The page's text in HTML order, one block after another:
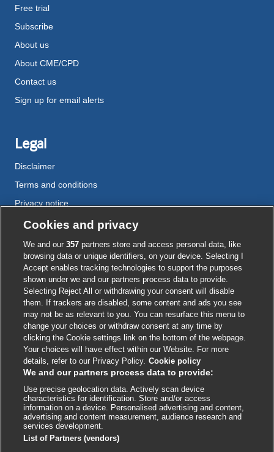
Free trial
Subscribe
About us
About CME/CPD
Contact us
Sign up for email alerts
Legal
Disclaimer
Terms and conditions
Privacy notice
Cookie policy
Accessibility
External
link
opens
in
a
new
window
External
link
opens
in
a
new
window
External
link
opens
in
a
new
window
External
link
opens
in
a
new
window
External
link
opens
in
a
new
window
© BMJ Publishing Group 2026
ISSN 2515-9615
Cookies and privacy
We and our357 partners store and access personal data, like
browsing data or unique identifiers, on your device. Selecting I
Accept enables tracking technologies to support the purposes
shown under we and our partners process data to provide.
Selecting Reject All or withdrawing your consent will disable
them. If trackers are disabled, some content and ads you see
may not be as relevant to you. You can resurface this menu to
change your choices or withdraw consent at any time by
clicking the Cookie settings link on the bottom of the webpage.
Your choices will have effect within our Website. For more
details, refer to our Privacy Policy. Cookie policy
We and our partners process data to provide:
Use precise geolocation data. Actively scan device
characteristics for identification. Store and/or access
information on a device. Personalised advertising and content,
advertising and content measurement, audience research and
services development.
List of Partners (vendors)